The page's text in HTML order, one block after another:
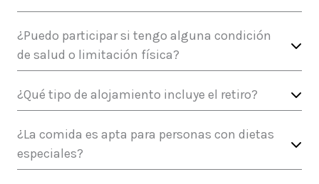
¿Puedo participar si tengo alguna condición
de salud o limitación física?
¿Qué tipo de alojamiento incluye el retiro?
¿La comida es apta para personas con dietas
especiales?